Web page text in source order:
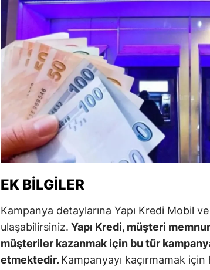
Iğdır
Yalova
Karabük
Kilis
Osmaniye
Düzce
EK BILGILER
Kampanya detaylarına Yapı Kredi Mobil
ulaşabilirsiniz. Yapı Kredi, müşteri
müşteriler kazanmak için bu tür
etmektedir.Kampanyayı kaçırmamak